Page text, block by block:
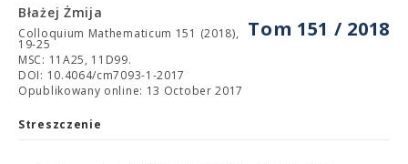
Tom 151 / 2018
Błażej Żmija
Colloquium Mathematicum 151 (2018),
19-25
MSC: 11A25, 11D99.
DOI: 10.4064/cm7093-1-2017
Opublikowany online: 13 October 2017
Streszczenie